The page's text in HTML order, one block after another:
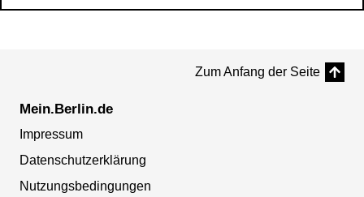
Zum Anfang der Seite
Mein.Berlin.de
Impressum
Datenschutzerklärung
Nutzungsbedingungen